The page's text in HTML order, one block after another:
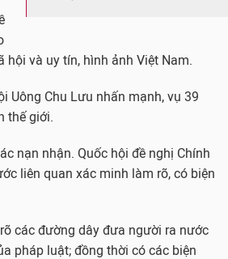
hội và uy tín, hình ảnh Việt Nam.
Uông Chu Lưu nhấn mạnh, vụ 39
thế giới.
nạn nhận. Quốc hội đề nghị Chính
liên quan xác minh làm rõ, có biện
các đường dây đưa người ra nước
pháp luật; đồng thời có các biện